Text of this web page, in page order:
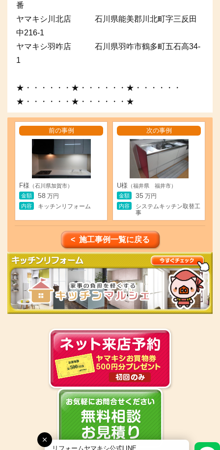
番
ヤマキシ川北店 石川県能美郡川北町字三反田
中216-1
ヤマキシ羽咋店 石川県羽咋市鶴多町五石高34-
1
★・・・・・・★・・・・・・★・・・・・・
★・・・・・・★・・・・・・★
前の事例
F様 （石川県加賀市）
金額
58 万円
内容
キッチンリフォーム
次の事例
U様 （福井県 福井市）
金額
35 万円
内容
システムキッチン取替工
事
< 施工事例一覧に戻る
リフォームヤマキシ公式LINE